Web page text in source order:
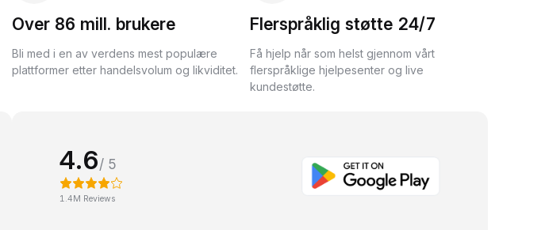
Over 86 mill. brukere
Bli med i en av verdens mest populære
plattformer etter handelsvolum og likviditet.
Flerspråklig støtte 24/7
Få hjelp når som helst gjennom vårt
flerspråklige hjelpesenter og live
kundestøtte.
4.6/ 5
1.4M Reviews